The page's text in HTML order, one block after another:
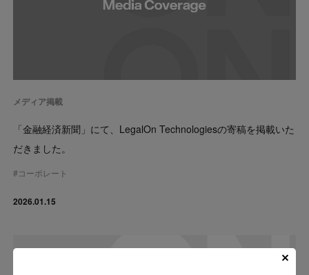
メディア掲載
「金融経済新聞」にて、LegalOn Technologiesの寄稿を掲載いた
だきました。
#コーポレート
2026.01.15